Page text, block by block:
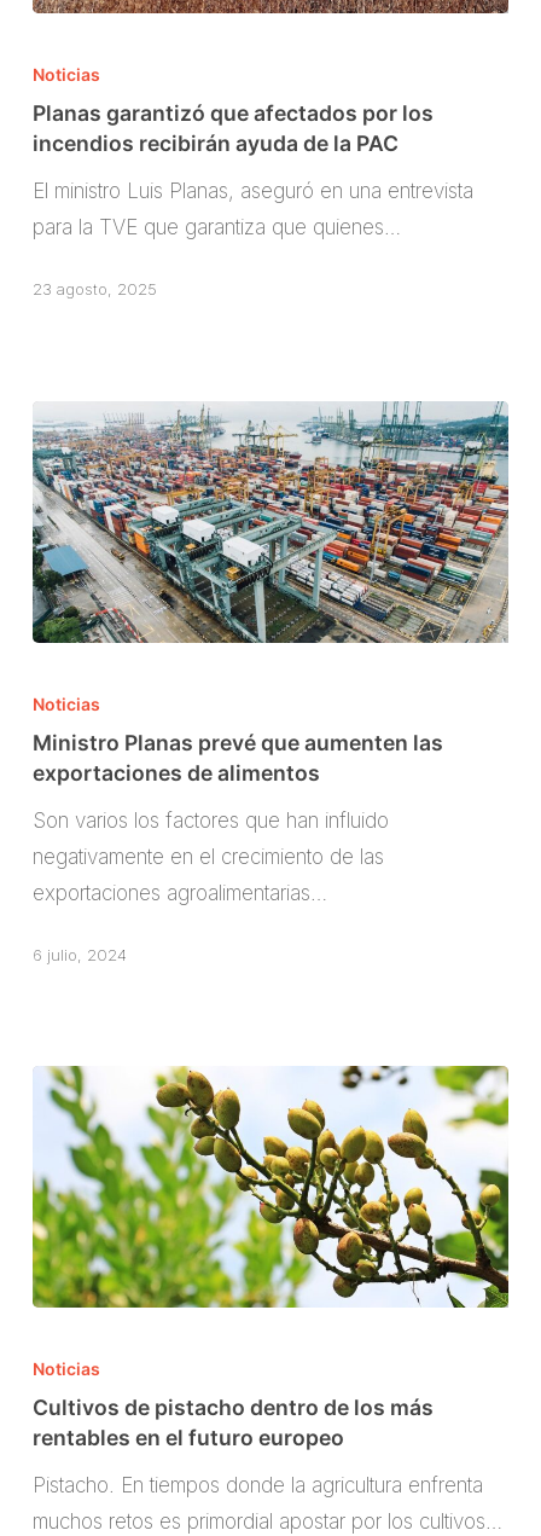
garantizó
que
afectados
recibirán
PAC
Noticias
Planas garantizó que afectados por los
incendios recibirán ayuda de la PAC
El ministro Luis Planas, aseguró en una entrevista
para la TVE que garantiza que quienes…
23 agosto, 2025
Planas
prevé
que
exportaciones
alimentos
Noticias
Ministro Planas prevé que aumenten las
exportaciones de alimentos
Son varios los factores que han influido
negativamente en el crecimiento de las
exportaciones agroalimentarias…
6 julio, 2024
de
pistacho
dentro
Noticias
Cultivos de pistacho dentro de los más
rentables en el futuro europeo
Pistacho. En tiempos donde la agricultura enfrenta
muchos retos es primordial apostar por los cultivos…